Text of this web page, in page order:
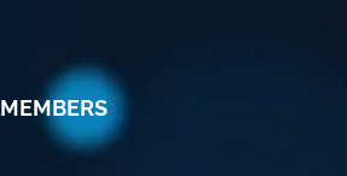
MEMBERS